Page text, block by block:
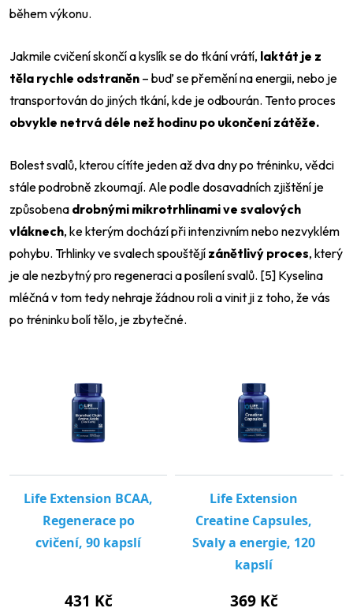
během výkonu.
Jakmile cvičení skončí a kyslík se do tkání vrátí, laktát je z
těla rychle odstraněn – buď se přemění na energii, nebo je
transportován do jiných tkání, kde je odbourán. Tento proces
obvykle netrvá déle než hodinu po ukončení zátěže.
Bolest svalů, kterou cítíte jeden až dva dny po tréninku, vědci
stále podrobně zkoumají. Ale podle dosavadních zjištění je
způsobena drobnými mikrotrhlinami ve svalových
vláknech, ke kterým dochází při intenzivním nebo nezvyklém
pohybu. Trhlinky ve svalech spouštějí zánětlivý proces, který
je ale nezbytný pro regeneraci a posílení svalů. [5] Kyselina
mléčná v tom tedy nehraje žádnou roli a vinit ji z toho, že vás
po tréninku bolí tělo, je zbytečné.